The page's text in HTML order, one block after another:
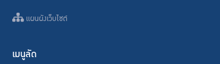
แผนผังเว็บไซต์
เมนูลัด